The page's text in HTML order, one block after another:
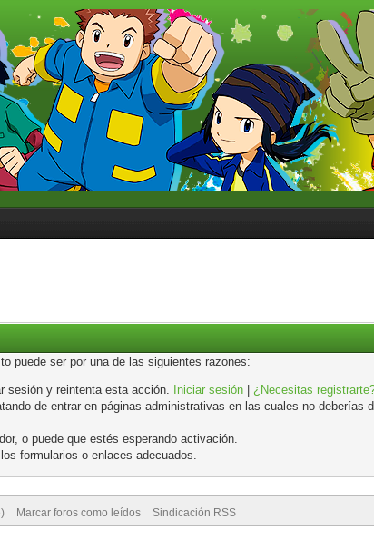
puede ser por una de las siguientes razones:
sesión y reintenta esta acción. Iniciar sesión |¿Necesitas
de entrar en páginas administrativas en las cuales no
o puede que estés esperando activación.
formularios o enlaces adecuados.
Marcar foros como leídos Sindicación RSS